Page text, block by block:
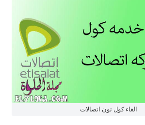
الغاء كول تون اتصالات